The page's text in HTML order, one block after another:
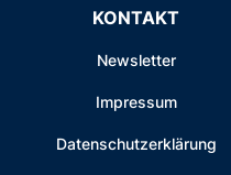
KONTAKT
Newsletter
Impressum
Datenschutzerklärung